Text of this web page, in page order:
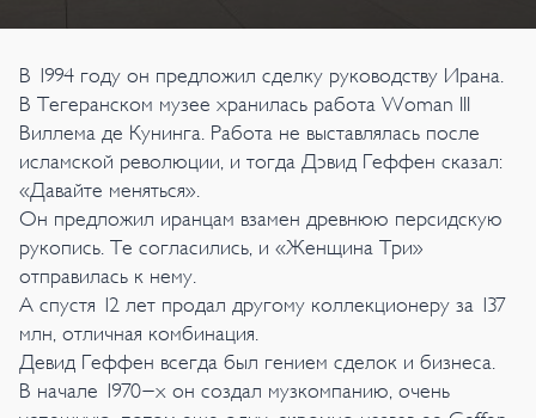
В 1994 году он предложил сделку руководству Ирана.
В Тегеранском музее хранилась работа Woman III
Виллема де Кунинга. Работа не выставлялась после
исламской революции, и тогда Дэвид Геффен сказал:
«Давайте меняться».
Он предложил иранцам взамен древнюю персидскую
рукопись. Те согласились, и «Женщина Три»
отправилась к нему.
А спустя 12 лет продал другому коллекционеру за 137
млн, отличная комбинация.
Девид Геффен всегда был гением сделок и бизнеса.
В начале 1970-х он создал музкомпанию, очень